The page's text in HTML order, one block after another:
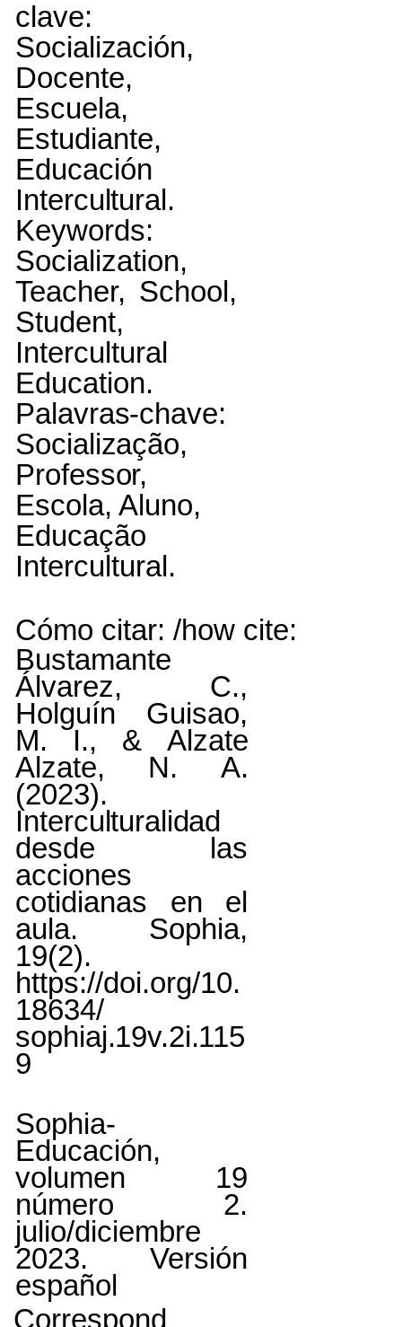
clave:
Socialización,
Docente,
Escuela,
Estudiante,
Educación
Intercultural.
Keywords:
Socialization,
Teacher, School,
Student,
Intercultural
Education.
Palavras-chave:
Socialização,
Professor,
Escola, Aluno,
Educação
Intercultural.
Cómo citar: /how cite:
Bustamante
Álvarez,
C.,
Holguín
Guisao,
M.
I., &
Alzate
Alzate,
N.
A.
(2023).
Interculturalidad
desde las
acciones
cotidianas en el
aula. Sophia,
19(2).
https://doi.org/10.
18634/
sophiaj.19v.2i.115
9
Sophia-
Educación,
volumen 19
número 2.
julio/diciembre
2023. Versión
español
Correspond